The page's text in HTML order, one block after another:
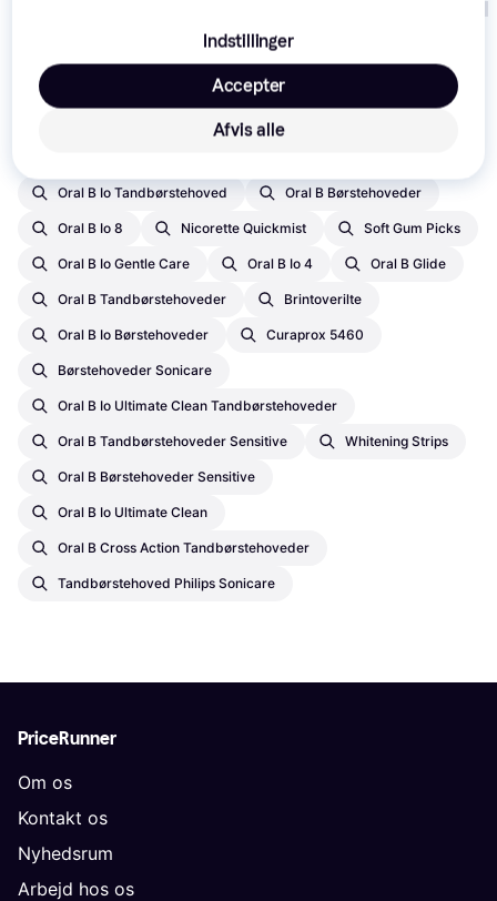
Populære søgninger i Farvetabletter
Oral B Io Tandbørstehoved Oral B Børstehoveder
Oral B Io 8 Nicorette Quickmist Soft Gum Picks
Oral B Io Gentle Care Oral B Io 4 Oral B Glide
Oral B Tandbørstehoveder Brintoverilte
Oral B Io Børstehoveder Curaprox 5460
Børstehoveder Sonicare
Oral B Io Ultimate Clean Tandbørstehoveder
Oral B Tandbørstehoveder Sensitive Whitening Strips
Oral B Børstehoveder Sensitive
Oral B Io Ultimate Clean
Oral B Cross Action Tandbørstehoveder
Tandbørstehoved Philips Sonicare
PriceRunner
Om os
Kontakt os
Nyhedsrum
Arbejd hos os
Indstillinger
Afvis alle
Accepter